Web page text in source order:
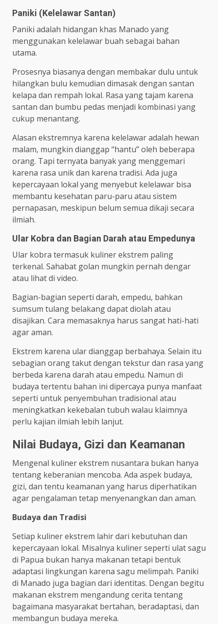
Paniki (Kelelawar Santan)
Paniki adalah hidangan khas Manado yang
menggunakan kelelawar buah sebagai bahan
utama.
Prosesnya biasanya dengan membakar dulu untuk
hilangkan bulu kemudian dimasak dengan santan
kelapa dan rempah lokal. Rasa yang tajam karena
santan dan bumbu pedas menjadi kombinasi yang
cukup menantang.
Alasan ekstremnya karena kelelawar adalah hewan
malam, mungkin dianggap “hantu” oleh beberapa
orang. Tapi ternyata banyak yang menggemari
karena rasa unik dan karena tradisi. Ada juga
kepercayaan lokal yang menyebut kelelawar bisa
membantu kesehatan paru-paru atau sistem
pernapasan, meskipun belum semua dikaji secara
ilmiah.
Ular Kobra dan Bagian Darah atau Empedunya
Ular kobra termasuk kuliner ekstrem paling
terkenal. Sahabat golan mungkin pernah dengar
atau lihat di video.
Bagian-bagian seperti darah, empedu, bahkan
sumsum tulang belakang dapat diolah atau
disajikan. Cara memasaknya harus sangat hati-hati
agar aman.
Ekstrem karena ular dianggap berbahaya. Selain itu
sebagian orang takut dengan tekstur dan rasa yang
berbeda karena darah atau empedu. Namun di
budaya tertentu bahan ini dipercaya punya manfaat
seperti untuk penyembuhan tradisional atau
meningkatkan kekebalan tubuh walau klaimnya
perlu kajian ilmiah lebih lanjut.
Nilai Budaya, Gizi dan Keamanan
Mengenal kuliner ekstrem nusantara bukan hanya
tentang keberanian mencoba. Ada aspek budaya,
gizi, dan tentu keamanan yang harus diperhatikan
agar pengalaman tetap menyenangkan dan aman.
Budaya dan Tradisi
Setiap kuliner ekstrem lahir dari kebutuhan dan
kepercayaan lokal. Misalnya kuliner seperti ulat sagu
di Papua bukan hanya makanan tetapi bentuk
adaptasi lingkungan karena sagu melimpah. Paniki
di Manado juga bagian dari identitas. Dengan begitu
makanan ekstrem mengandung cerita tentang
bagaimana masyarakat bertahan, beradaptasi, dan
membangun budaya mereka.